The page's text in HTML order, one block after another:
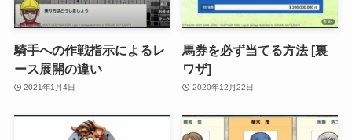
騎手への作戦指示によるレ
ース展開の違い
2021年1月4日
馬券を必ず当てる方法 [裏
ワザ]
2020年12月22日